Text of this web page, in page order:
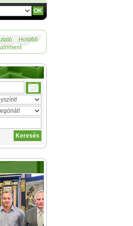
Hold66